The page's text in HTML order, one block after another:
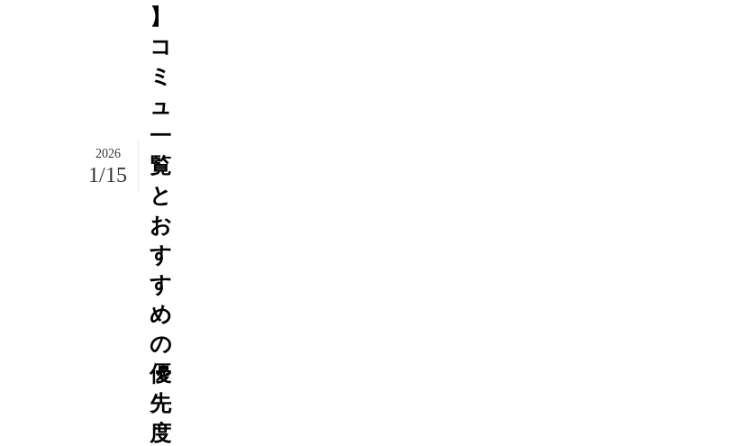
】
コ
ミ
ュ
一
覧
と
お
す
す
め
の
優
先
度
2026
1/15